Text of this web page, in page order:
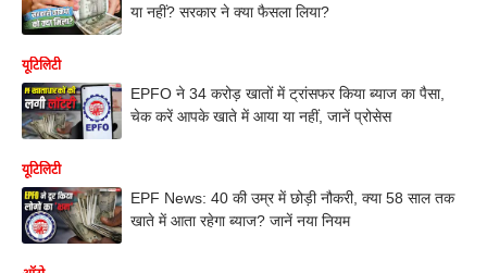
या नहीं? सरकार ने क्या फैसला लिया?
यूटिलिटी
EPFO ने 34 करोड़ खातों में ट्रांसफर किया ब्याज का पैसा,
चेक करें आपके खाते में आया या नहीं, जानें प्रोसेस
यूटिलिटी
EPF News: 40 की उम्र में छोड़ी नौकरी, क्या 58 साल तक
खाते में आता रहेगा ब्याज? जानें नया नियम